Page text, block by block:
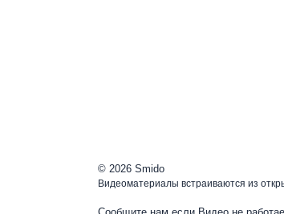
© 2026 Smido
Видеоматериалы встраиваются из